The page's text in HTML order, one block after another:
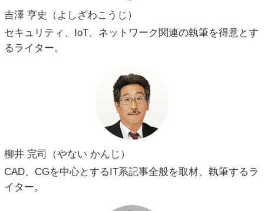
吉澤 亨史（よしざわこうじ）
セキュリティ、IoT、ネットワーク関連の執筆を得意とす
るライター。
柳井 完司（やない かんじ）
CAD、CGを中心とするIT系記事全般を取材、執筆するラ
イター。